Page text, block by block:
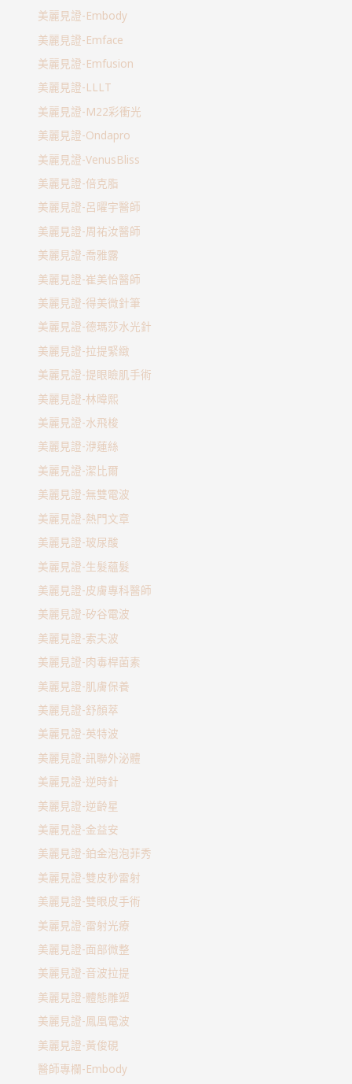
美麗見證-Embody
美麗見證-Emface
美麗見證-Emfusion
美麗見證-LLLT
美麗見證-M22彩衝光
美麗見證-Ondapro
美麗見證-VenusBliss
美麗見證-倍克脂
美麗見證-呂曜宇醫師
美麗見證-周祐汝醫師
美麗見證-喬雅露
美麗見證-崔美怡醫師
美麗見證-得美微針筆
美麗見證-德瑪莎水光針
美麗見證-拉提緊緻
美麗見證-提眼瞼肌手術
美麗見證-林暐熙
美麗見證-水飛梭
美麗見證-洢蓮絲
美麗見證-潔比爾
美麗見證-無雙電波
美麗見證-熱門文章
美麗見證-玻尿酸
美麗見證-生髮蘊髮
美麗見證-皮膚專科醫師
美麗見證-矽谷電波
美麗見證-索夫波
美麗見證-肉毒桿菌素
美麗見證-肌膚保養
美麗見證-舒顏萃
美麗見證-英特波
美麗見證-訊聯外泌體
美麗見證-逆時針
美麗見證-逆齡星
美麗見證-金益安
美麗見證-鉑金泡泡菲秀
美麗見證-雙皮秒雷射
美麗見證-雙眼皮手術
美麗見證-雷射光療
美麗見證-面部微整
美麗見證-音波拉提
美麗見證-體態雕塑
美麗見證-鳳凰電波
美麗見證-黃俊硯
醫師專欄-Embody